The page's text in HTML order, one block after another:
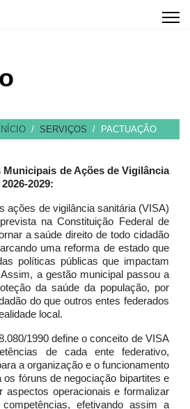
INÍCIO SERVIÇOS PACTUAÇÃO
Municipais de Ações de Vigilância
2029:
ações de vigilância sanitária (VISA)
na Constituição Federal de
a saúde direito de todo cidadão
uma reforma de estado que
políticas públicas que impactam
a gestão municipal passou a
da saúde da população, por
do que outros entes federados
local.
1990 define o conceito de VISA
de cada ente federativo,
a organização e o funcionamento
os fóruns de negociação bipartites e
aspectos operacionais e formalizar
efetivando assim a